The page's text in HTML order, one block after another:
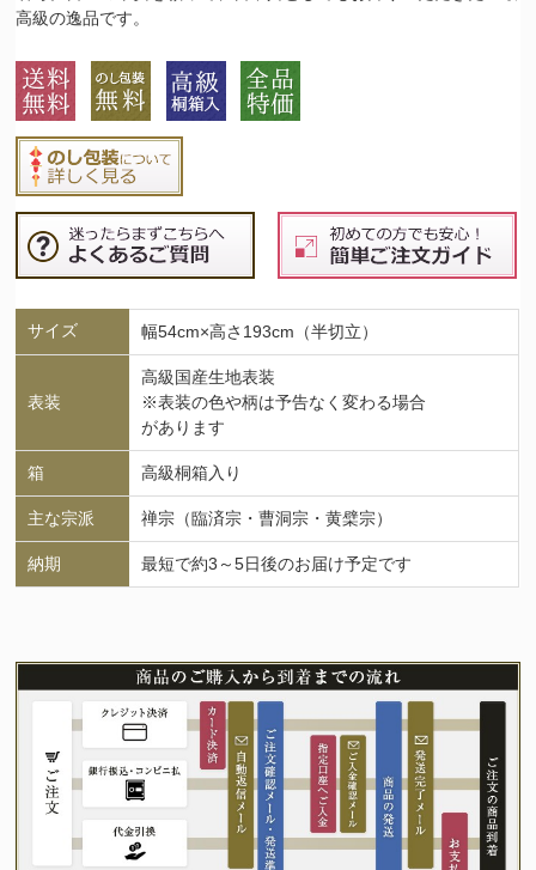
高級の逸品です。
サイズ 幅54cm×高さ193cm（半切立）
表装
高級国産生地表装
※表装の色や柄は予告なく変わる場合
があります
箱 高級桐箱入り
主な宗派 禅宗（臨済宗・曹洞宗・黄檗宗）
納期 最短で約3～5日後のお届け予定です